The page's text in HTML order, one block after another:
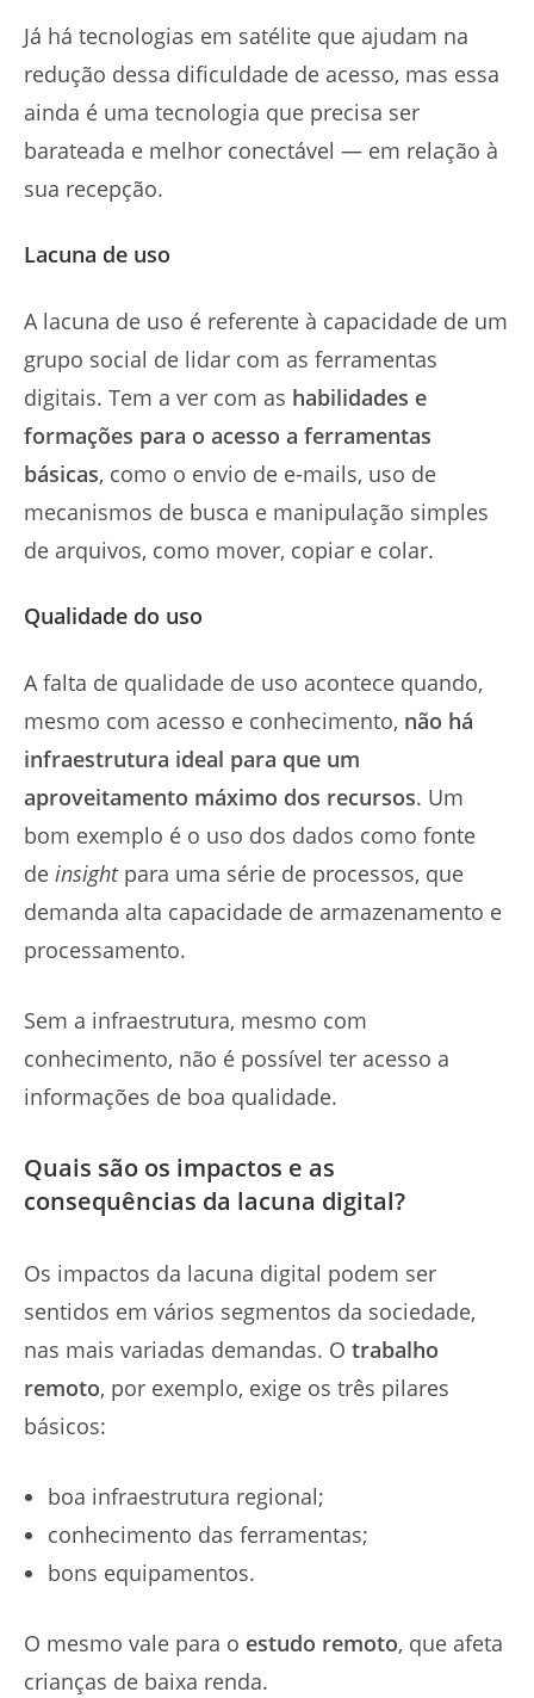
Já há tecnologias em satélite que ajudam na
redução dessa dificuldade de acesso, mas essa
ainda é uma tecnologia que precisa ser
barateada e melhor conectável — em relação à
sua recepção.
Lacuna de uso
A lacuna de uso é referente à capacidade de um
grupo social de lidar com as ferramentas
digitais. Tem a ver com as habilidades e
formações para o acesso a ferramentas
básicas, como o envio de e-mails, uso de
mecanismos de busca e manipulação simples
de arquivos, como mover, copiar e colar.
Qualidade do uso
A falta de qualidade de uso acontece quando,
mesmo com acesso e conhecimento, não há
infraestrutura ideal para que um
aproveitamento máximo dos recursos. Um
bom exemplo é o uso dos dados como fonte
de insightpara uma série de processos, que
demanda alta capacidade de armazenamento e
processamento.
Sem a infraestrutura, mesmo com
conhecimento, não é possível ter acesso a
informações de boa qualidade.
Quais são os impactos e as
consequências da lacuna digital?
Os impactos da lacuna digital podem ser
sentidos em vários segmentos da sociedade,
nas mais variadas demandas. O trabalho
remoto, por exemplo, exige os três pilares
básicos:
boa infraestrutura regional;
conhecimento das ferramentas;
bons equipamentos.
O mesmo vale para o estudo remoto, que afeta
crianças de baixa renda.